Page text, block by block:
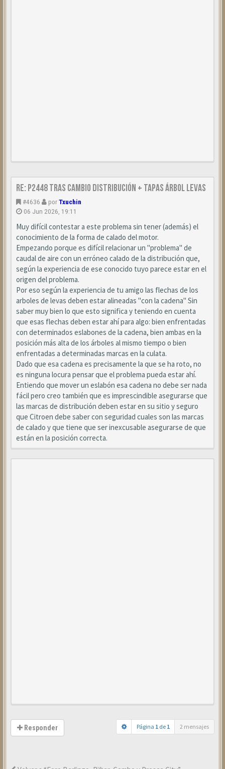
Re: P2448 tras cambio distribución + tapas árbol levas
#4636 porTxuchin
06 Jun 2026, 19:11
Muy difícil contestar a este problema sin tener (además) el
conocimiento de la forma de calado del motor.
Empezando porque es difícil relacionar un "problema" de
caudal de aire con un erróneo calado de la distribución que,
según la experiencia de ese conocido tuyo parece estar en el
origen del problema.
Por eso según la experiencia de tu amigo las flechas de los
arboles de levas deben estar alineadas "con la cadena" Sin
saber muy bien lo que esto significa y teniendo en cuenta
que esas flechas deben estar ahí para algo: bien enfrentadas
con determinados eslabones de la cadena, bien ambas en la
posición más alta de los árboles al mismo tiempo o bien
enfrentadas a determinadas marcas en la culata.
Dado que esa cadena es precisamente la que se ha roto, no
es ninguna locura pensar que el problema pueda estar ahí.
Entiendo que mover un eslabón esa cadena no debe ser nada
fácil pero creo también que es imprescindible asegurarse que
las marcas de distribución deben estar en su sitio y seguro
que Citroen debe saber con seguridad cuales son las marcas
de calado y que tiene que ser inexcusable asegurarse de que
están en la posición correcta.
Responder Página 1 de 1 2 mensajes